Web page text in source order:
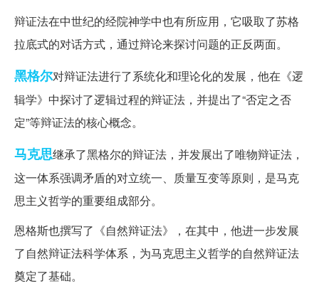
辩证法在中世纪的经院神学中也有所应用，它吸取了苏格
拉底式的对话方式，通过辩论来探讨问题的正反两面。
黑格尔对辩证法进行了系统化和理论化的发展，他在《逻
辑学》中探讨了逻辑过程的辩证法，并提出了“否定之否
定”等辩证法的核心概念。
马克思继承了黑格尔的辩证法，并发展出了唯物辩证法，
这一体系强调矛盾的对立统一、质量互变等原则，是马克
思主义哲学的重要组成部分。
恩格斯也撰写了《自然辩证法》，在其中，他进一步发展
了自然辩证法科学体系，为马克思主义哲学的自然辩证法
奠定了基础。